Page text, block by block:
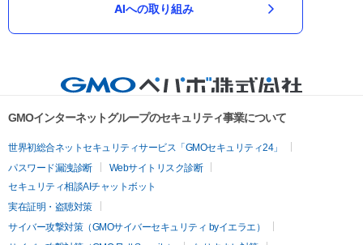
AIへの取り組み
GMOインターネットグループのセキュリティ事業について
世界初総合ネットセキュリティサービス「GMOセキュリティ24」
パスワード漏洩診断
Webサイトリスク診断
セキュリティ相談AIチャットボット
実在証明・盗聴対策
サイバー攻撃対策（GMOサイバーセキュリティ byイエラエ）